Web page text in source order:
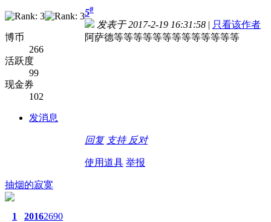
博币
266
活跃度
99
现金券
102
发消息
5#
发表于 2017-2-19 16:31:58 | 只看该作者
阿萨德等等等等等等等等等等等等等
回复 支持 反对
使用道具 举报
抽烟的寂寞
1 20162690